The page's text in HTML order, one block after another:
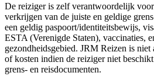
De reiziger is zelf verantwoordelijk
verkrijgen van de juiste en geldige
een geldig paspoort/identiteitsbewijs,
ESTA (Verenigde Staten), vaccinaties,
gezondheidsgebied. JRM Reizen is
of kosten indien de reiziger niet
grens- en reisdocumenten.